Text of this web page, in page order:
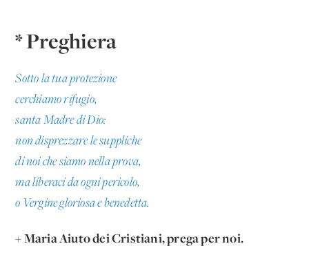
* Preghiera
Sotto la tua protezione
cerchiamo rifugio,
santa Madre di Dio:
non disprezzare le suppliche
di noi che siamo nella prova,
ma liberaci da ogni pericolo,
o Vergine gloriosa e benedetta.
+ Maria Aiuto dei Cristiani, prega per noi.